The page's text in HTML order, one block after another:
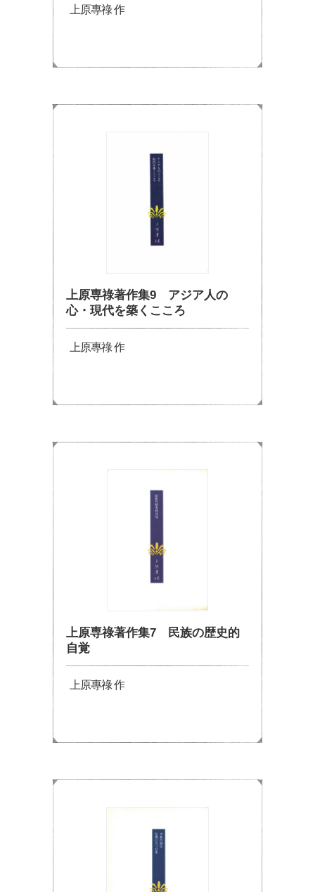
上原專祿 作
上原専祿著作集9 アジア人の
心・現代を築くこころ
上原專祿 作
上原専祿著作集7 民族の歴史的
自覚
上原專祿 作